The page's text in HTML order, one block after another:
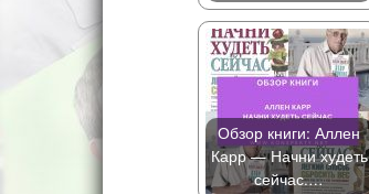
Обзор книги: Аллен
Карр — Начни худеть
сейчас.…